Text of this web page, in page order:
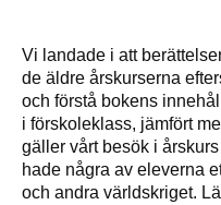
Vi landade i att
de äldre årskurserna
och förstå bokens
i förskoleklass, jämfört
gäller vårt besök i
hade några av eleverna
och andra världskriget.